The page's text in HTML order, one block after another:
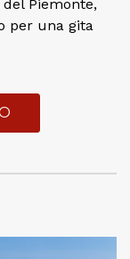
Piemonte,
per una gita